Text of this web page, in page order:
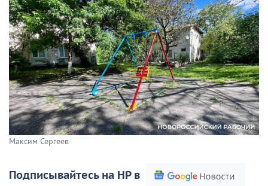
Максим Сергеев
Подписывайтесь на НР в